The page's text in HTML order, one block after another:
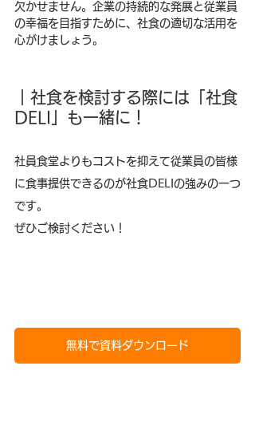
欠かせません。企業の持続的な発展と従業員
の幸福を目指すために、社食の適切な活用を
心がけましょう。
｜社食を検討する際には「社食
DELI」も一緒に！
社員食堂よりもコストを抑えて従業員の皆様
に食事提供できるのが社食DELIの強みの一つ
です。
ぜひご検討ください！
無料で資料ダウンロード